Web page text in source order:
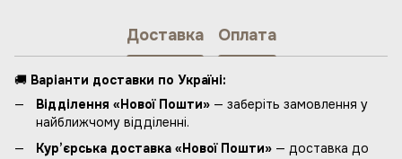
Доставка Оплата
🚚 Варіанти доставки по Україні:
Відділення «Нової Пошти» — заберіть замовлення у
найближчому відділенні.
Кур’єрська доставка «Нової Пошти» — доставка до